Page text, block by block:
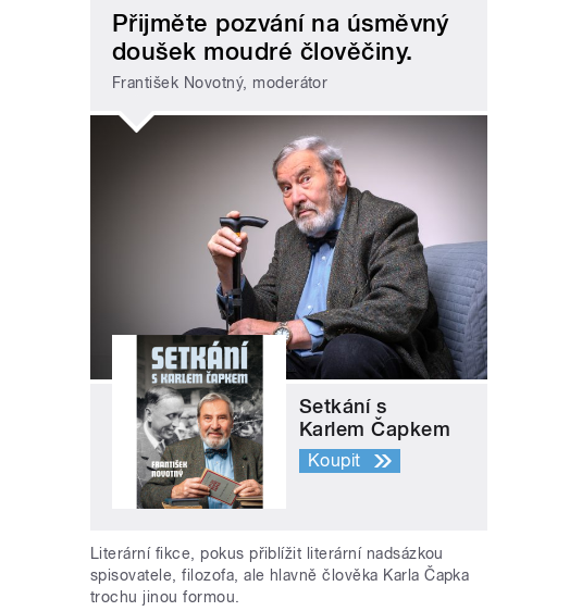
Přijměte pozvání na úsměvný
doušek moudré člověčiny.
František Novotný, moderátor
Setkání s
Karlem Čapkem
Koupit
Literární fikce, pokus přiblížit literární nadsázkou
spisovatele, filozofa, ale hlavně člověka Karla Čapka
trochu jinou formou.